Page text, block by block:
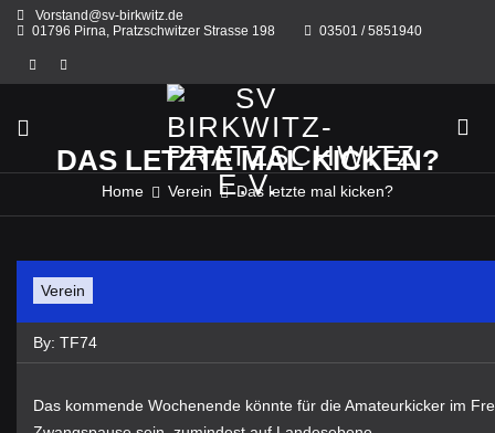
Skip
Vorstand@sv-birkwitz.de
01796 Pirna, Pratzschwitzer Strasse 198
03501 / 5851940
DAS LETZTE MAL KICKEN?
Home Verein Das letzte mal kicken?
Verein
By: TF74
Das kommende Wochenende könnte für die Amateurkicker im